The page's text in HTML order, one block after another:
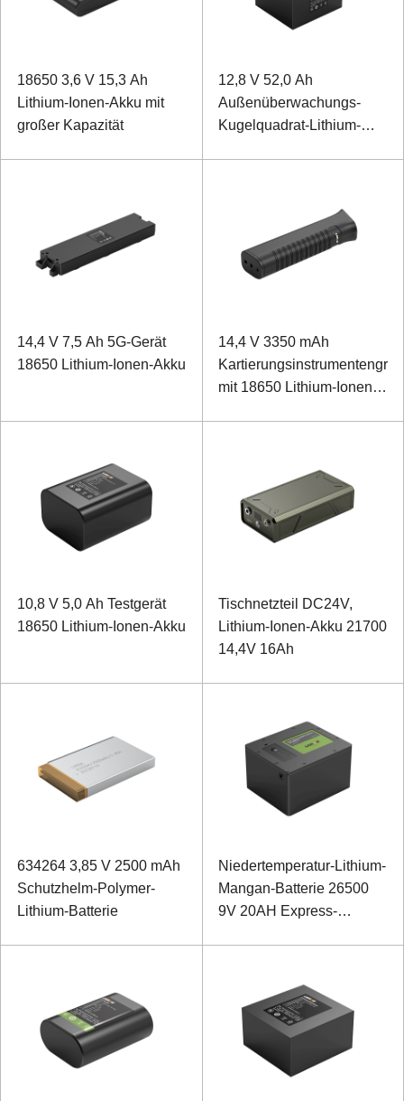
18650 3,6 V 15,3 Ah
Lithium-Ionen-Akku mit
großer Kapazität
12,8 V 52,0 Ah
Außenüberwachungs-
Kugelquadrat-Lithium-
14,4 V 7,5 Ah 5G-Gerät
18650 Lithium-Ionen-Akku
14,4 V 3350 mAh
Kartierungsinstrumentengriff
mit 18650 Lithium-Ionen-
10,8 V 5,0 Ah Testgerät
18650 Lithium-Ionen-Akku
Tischnetzteil DC24V,
Lithium-Ionen-Akku 21700
14,4V 16Ah
634264 3,85 V 2500 mAh
Schutzhelm-Polymer-
Lithium-Batterie
Niedertemperatur-Lithium-
Mangan-Batterie 26500
9V 20AH Express-